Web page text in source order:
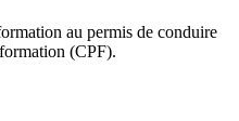
au permis de conduire
(CPF).